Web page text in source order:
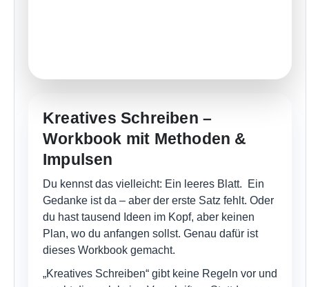
Kreatives Schreiben –
Workbook mit Methoden &
Impulsen
Du kennst das vielleicht: Ein leeres Blatt. Ein
Gedanke ist da – aber der erste Satz fehlt. Oder
du hast tausend Ideen im Kopf, aber keinen
Plan, wo du anfangen sollst. Genau dafür ist
dieses Workbook gemacht.
„Kreatives Schreiben“ gibt keine Regeln vor und